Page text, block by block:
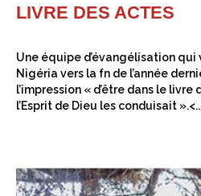
LIVRE DES ACTES
Une équipe d’évangélisation
Nigéria vers la fn de l’année
l’impression « d’être dans le
l’Esprit de Dieu les conduisait